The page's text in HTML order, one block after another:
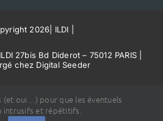
2026 ILDI
27bis Bd Diderot – 75012 PARIS |
chez Digital Seeder
(et oui…) pour que les éventuels
intrusifs et répétitifs.